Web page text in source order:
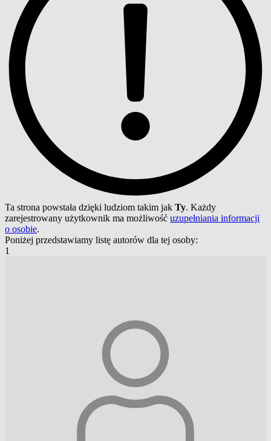
Ta strona powstała dzięki ludziom takim jak Ty. Każdy
zarejestrowany użytkownik ma możliwość uzupełniania informacji
o osobie.
Poniżej przedstawiamy listę autorów dla tej osoby:
1